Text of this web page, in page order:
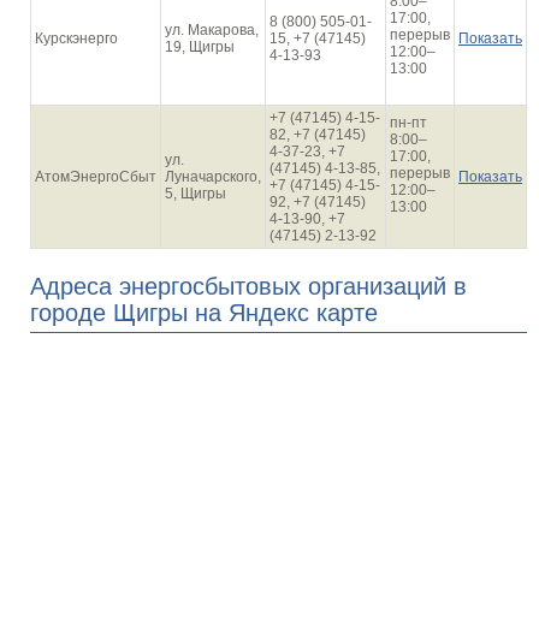
Курскэнерго
ул. Макарова,
19, Щигры
8 (800) 505-01-
15, +7 (47145)
4-13-93
17:00,
перерыв
12:00–
13:00
Показать
АтомЭнергоСбыт
ул.
Луначарского,
5, Щигры
+7 (47145) 4-15-
82, +7 (47145)
4-37-23, +7
(47145) 4-13-85,
+7 (47145) 4-15-
92, +7 (47145)
4-13-90, +7
(47145) 2-13-92
пн-пт
8:00–
17:00,
перерыв
12:00–
13:00
Показать
Адреса энергосбытовых организаций в
городе Щигры на Яндекс карте